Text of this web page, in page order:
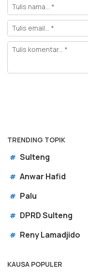
TRENDING TOPIK
# Sulteng
# Anwar Hafid
# Palu
# DPRD Sulteng
# Reny Lamadjido
KAUSA POPULER